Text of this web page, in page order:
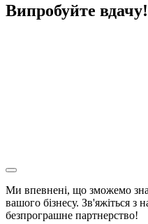
Випробуйте вдачу!
Ми впевнені, що зможемо
вашого бізнесу. Зв'яжіться з
безпрограшне партнерство!